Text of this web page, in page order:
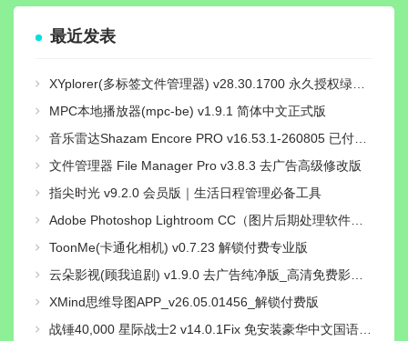
最近发表
XYplorer(多标签文件管理器) v28.30.1700 永久授权绿色汉化版
MPC本地播放器(mpc-be) v1.9.1 简体中文正式版
音乐雷达Shazam Encore PRO v16.53.1-260805 已付费专业高级中文版
文件管理器 File Manager Pro v3.8.3 去广告高级修改版
指尖时光 v9.2.0 会员版｜生活日程管理必备工具
Adobe Photoshop Lightroom CC（图片后期处理软件）v11.5.0直装解锁高级版
ToonMe(卡通化相机) v0.7.23 解锁付费专业版
云朵影视(顾我追剧) v1.9.0 去广告纯净版_高清免费影视追剧
XMind思维导图APP_v26.05.01456_解锁付费版
战锤40,000 星际战士2 v14.0.1Fix 免安装豪华中文国语绿色版|对峙-破天狂袭+预购特典+全新季票+全DCL+修改器|解压即撸